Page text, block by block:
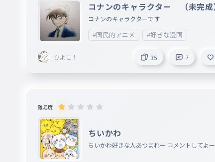
コナンのキャラクター （未完成
コナンのキャラクターです
#国民的アニメ #好きな漫画
ひよこ！ 35 7
難易度
ちいかわ
ちいかわ好きな人あつまれー コメントしてよ